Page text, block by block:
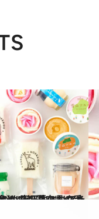
大集合！“東日本エリアを総まとめ”